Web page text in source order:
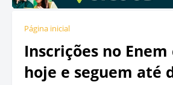
Página inicial
Inscrições no
hoje e seguem até